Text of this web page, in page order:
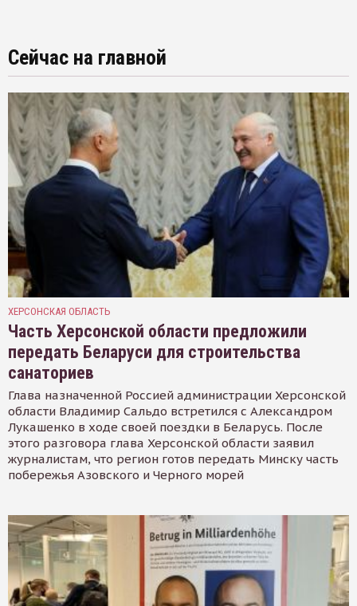
Сейчас на главной
ХЕРСОНСКАЯ ОБЛАСТЬ
Часть Херсонской области предложили
передать Беларуси для строительства
санаториев
Глава назначенной Россией администрации Херсонской
области Владимир Сальдо встретился с Александром
Лукашенко в ходе своей поездки в Беларусь. После
этого разговора глава Херсонской области заявил
журналистам, что регион готов передать Минску часть
побережья Азовского и Черного морей